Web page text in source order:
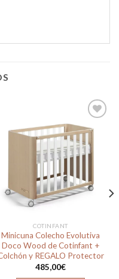
Añadir
a la
COTINFANT
Minicuna Colecho Evolutiva
Doco Wood de Cotinfant +
y REGALO Protector
485,00€